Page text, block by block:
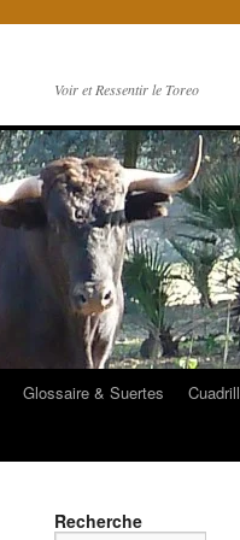
Voir et Ressentir le Toreo
Glossaire & Suertes
Recherche